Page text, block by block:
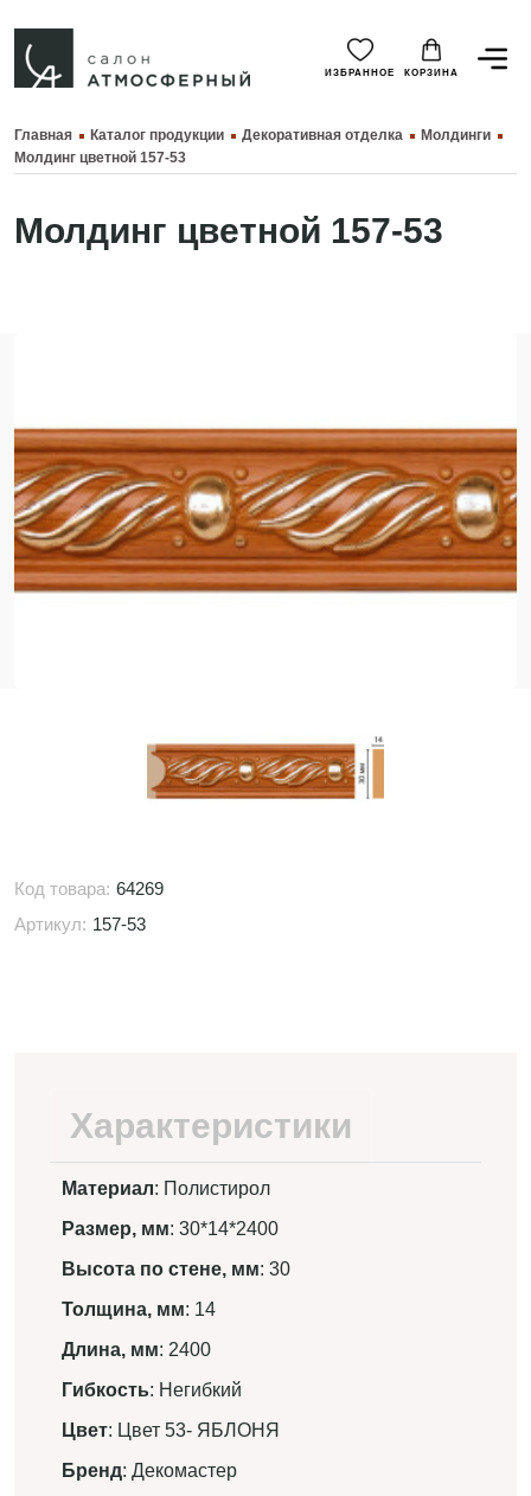
ИЗБРАННОЕ КОРЗИНА
Главная Каталог продукции Декоративная отделка
Молдинги
Молдинг цветной 157-53
Молдинг цветной 157-53
Код товара: 64269
Артикул: 157-53
Характеристики
Материал: Полистирол
Размер, мм: 30*14*2400
Высота по стене, мм: 30
Толщина, мм: 14
Длина, мм: 2400
Гибкость: Негибкий
Цвет: Цвет 53- ЯБЛОНЯ
Бренд: Декомастер